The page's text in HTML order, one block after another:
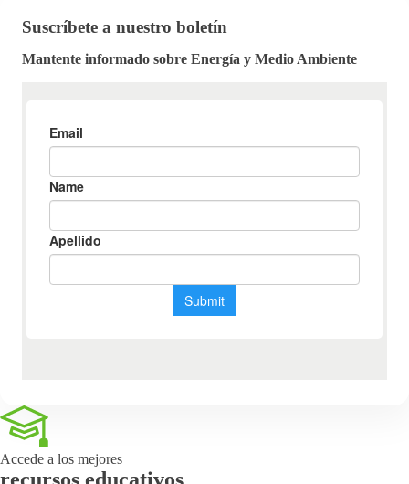
Suscríbete a nuestro boletín
Mantente informado sobre Energía y Medio Ambiente
Accede a los mejores